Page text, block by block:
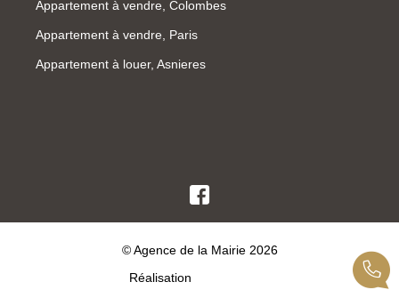
Appartement à vendre, Colombes
Appartement à vendre, Paris
Appartement à louer, Asnieres
© Agence de la Mairie 2026
Réalisation